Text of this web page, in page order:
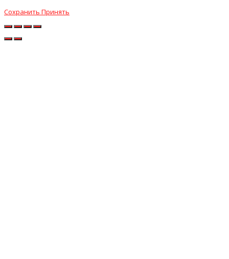
Сохранить Принять